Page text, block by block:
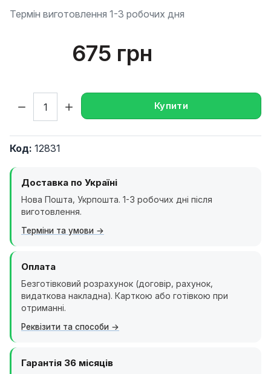
Термін виготовлення 1-3 робочих дня
675 грн
Купити
Код: 12831
Доставка по Україні
Нова Пошта, Укрпошта. 1-3 робочих дні після
виготовлення.
Терміни та умови
Оплата
Безготівковий розрахунок (договір, рахунок,
видаткова накладна). Карткою або готівкою при
отриманні.
Реквізити та способи
Гарантія 36 місяців